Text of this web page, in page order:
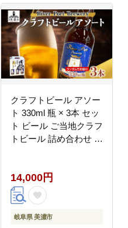
クラフトビール アソー
ト 330ml 瓶 × 3本 セッ
ト ビール ご当地クラフ
トビール 詰め合わせ 飲
無ろ過 非加熱 ギフト
お取り寄せ リバーポー
トブリュワリー 送料無
料 River Port Brewery
14,000円
岐阜県 美濃市